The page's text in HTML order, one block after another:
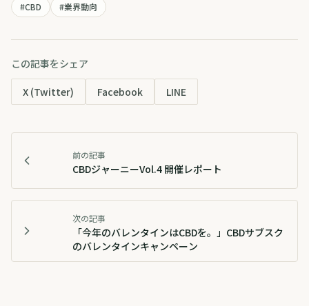
#CBD #業界動向
この記事をシェア
X (Twitter) Facebook LINE
前の記事
CBDジャーニーVol.4 開催レポート
次の記事
「今年のバレンタインはCBDを。」CBDサブスク
のバレンタインキャンペーン